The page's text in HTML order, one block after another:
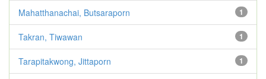
1
Mahatthanachai, Butsaraporn
1
Takran, Tiwawan
1
Tarapitakwong, Jittaporn